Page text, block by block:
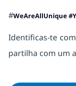
#WeAreAllUnique
Identificas-te
partilha com um